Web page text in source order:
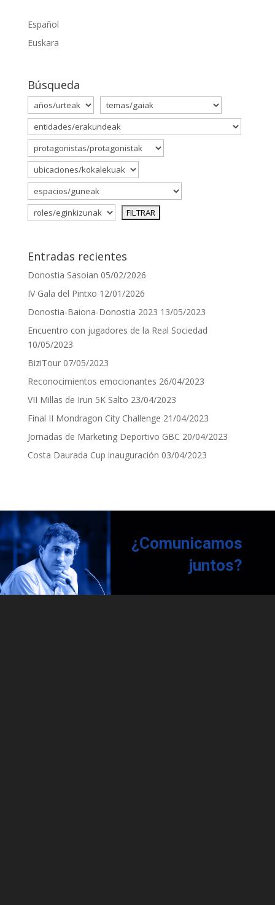
Español
Euskara
Búsqueda
Entradas recientes
Donostia Sasoian 05/02/2026
IV Gala del Pintxo 12/01/2026
Donostia-Baiona-Donostia 2023 13/05/2023
Encuentro con jugadores de la Real Sociedad
10/05/2023
BiziTour 07/05/2023
Reconocimientos emocionantes 26/04/2023
VII Millas de Irun 5K Salto 23/04/2023
Final II Mondragon City Challenge 21/04/2023
Jornadas de Marketing Deportivo GBC 20/04/2023
Costa Daurada Cup inauguración 03/04/2023
¿Comunicamos
juntos?